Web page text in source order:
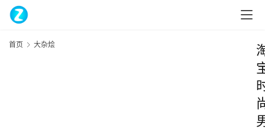
首页 大杂烩